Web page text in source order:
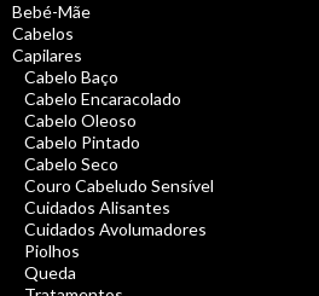
Bebé-Mãe
Cabelos
Capilares
Cabelo Baço
Cabelo Encaracolado
Cabelo Oleoso
Cabelo Pintado
Cabelo Seco
Couro Cabeludo Sensível
Cuidados Alisantes
Cuidados Avolumadores
Piolhos
Queda